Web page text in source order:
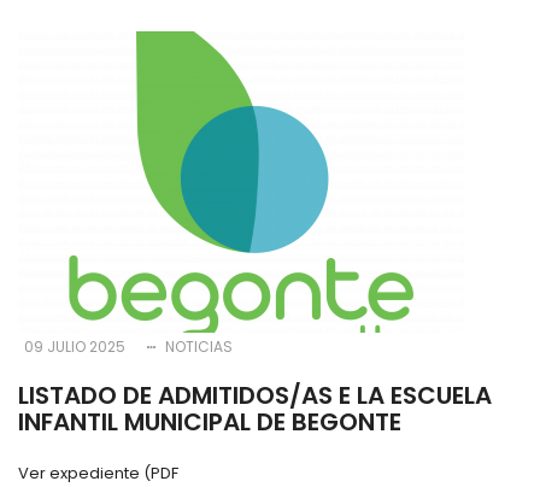
navegación
09 JULIO 2025 NOTICIAS
LISTADO DE ADMITIDOS/AS E LA ESCUELA
INFANTIL MUNICIPAL DE BEGONTE
Ver expediente (PDF